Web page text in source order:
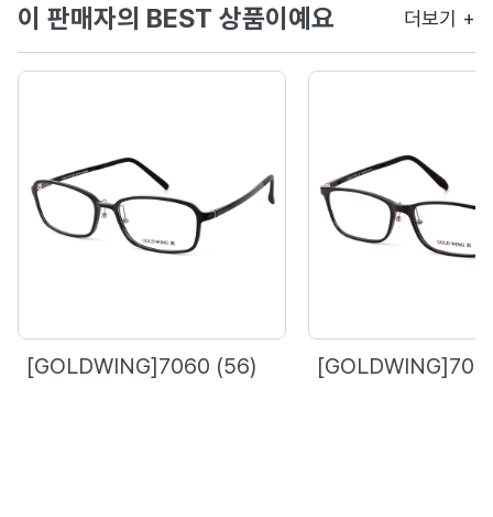
이 판매자의 BEST 상품이예요 더보기 +
[GOLDWING]7060 (56)